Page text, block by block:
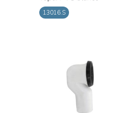
13016.S